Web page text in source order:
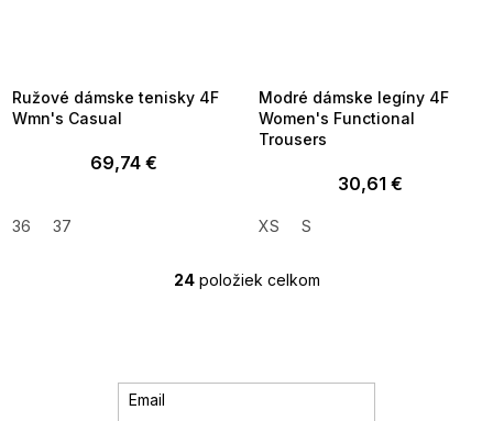
Ružové dámske tenisky 4F
Wmn's Casual
69,74 €
36 37
Modré dámske legíny 4F
Women's Functional
Trousers
30,61 €
XS S
O
24položiek celkom
Email